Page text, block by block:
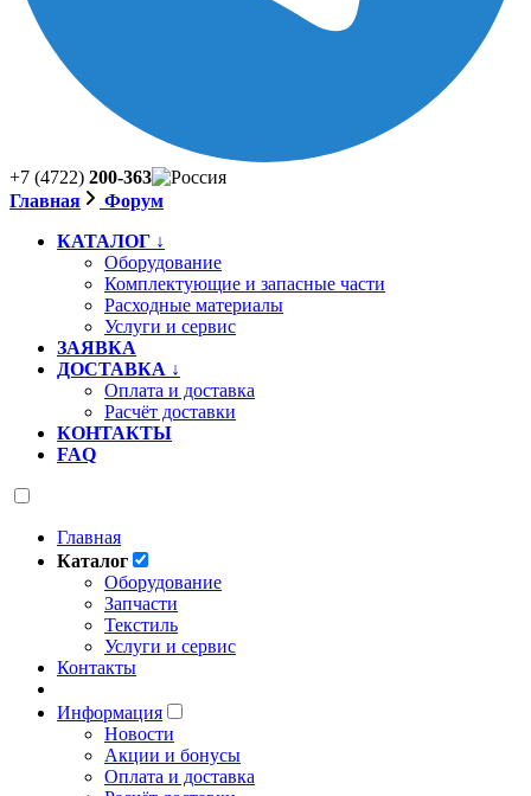
+7 (4722) 200-363
Главная
Форум
КАТАЛОГ ↓
Оборудование
Комплектующие и запасные части
Расходные материалы
Услуги и сервис
ЗАЯВКА
ДОСТАВКА ↓
Оплата и доставка
Расчёт доставки
КОНТАКТЫ
FAQ
Главная
Каталог
Оборудование
Запчасти
Текстиль
Услуги и сервис
Контакты
Информация
Новости
Акции и бонусы
Оплата и доставка